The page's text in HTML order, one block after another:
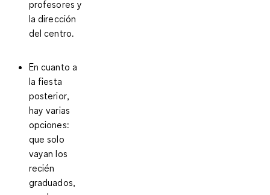
profesores y
la dirección
del centro.
En cuanto a
la fiesta
posterior,
hay varias
opciones:
que solo
vayan los
recién
graduados,